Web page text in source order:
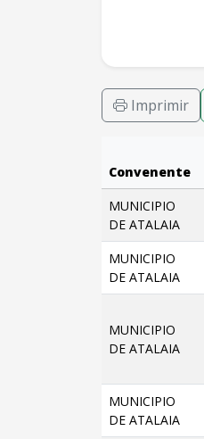
Imprimir
Convenente
MUNICIPIO
DE ATALAIA
MUNICIPIO
DE ATALAIA
MUNICIPIO
DE ATALAIA
MUNICIPIO
DE ATALAIA